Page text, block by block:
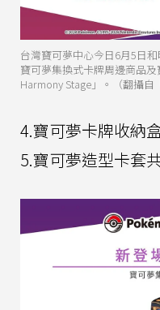
台灣寶可夢中心今日6月5日
寶可夢集換式卡牌周邊商品
Harmony Stage」。（翻攝自
4.寶可夢卡牌收納
5.寶可夢造型卡套